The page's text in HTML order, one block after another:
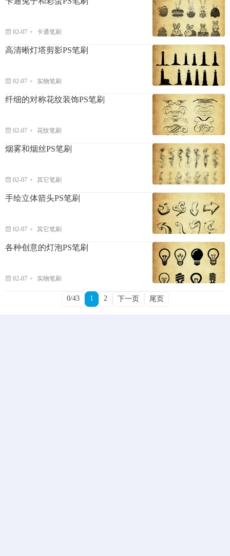
02-07 卡通笔刷
高清晰灯塔剪影PS笔刷
02-07 实物笔刷
纤细的对称花纹装饰PS笔刷
02-07 花纹笔刷
烟雾和烟丝PS笔刷
02-07 其它笔刷
手绘立体箭头PS笔刷
02-07 其它笔刷
各种创意的灯泡PS笔刷
02-07 实物笔刷
0/43 1 2 下一页 尾页